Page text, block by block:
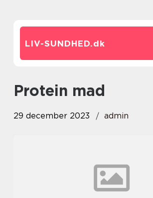
LIV-SUNDHED.dk
protein mad
29 december 2023 admin